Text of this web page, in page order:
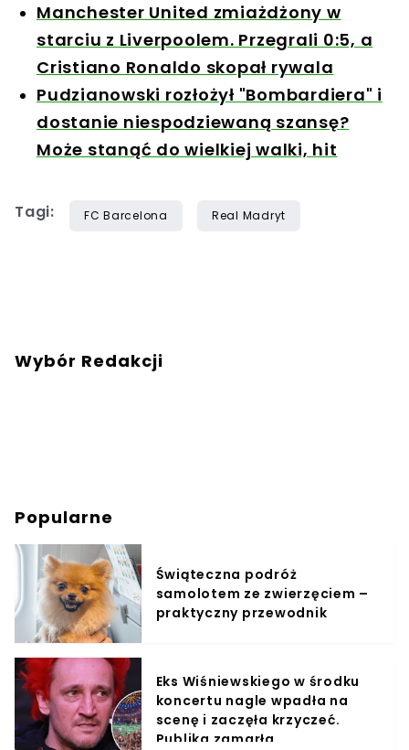
Manchester United zmiażdżony w
starciu z Liverpoolem. Przegrali 0:5, a
Cristiano Ronaldo skopał rywala
Pudzianowski rozłożył "Bombardiera" i
dostanie niespodziewaną szansę?
Może stanąć do wielkiej walki, hit
Tagi: FC Barcelona Real Madryt
Wybór Redakcji
Popularne
Świąteczna podróż
samolotem ze zwierzęciem –
praktyczny przewodnik
Eks Wiśniewskiego w środku
koncertu nagle wpadła na
scenę i zaczęła krzyczeć.
Publika zamarła